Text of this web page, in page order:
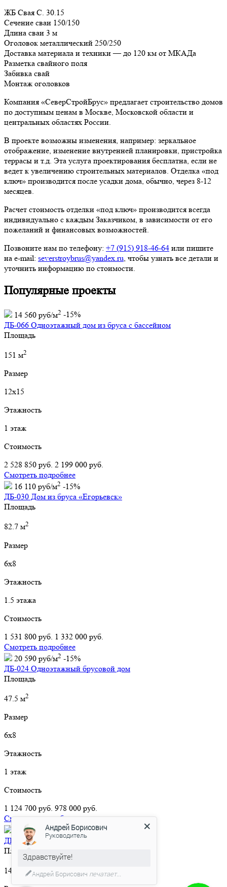
ЖБ Свая С. 30.15
Сечение сваи 150/150
Длина сваи 3 м
Оголовок металлический 250/250
Доставка материала и техники — до 120 км от МКАДа
Разметка свайного поля
Забивка свай
Монтаж оголовков
Компания «СеверСтройБрус» предлагает строительство домов
по доступным ценам в Москве, Московской области и
центральных областях России.
В проекте возможны изменения, например: зеркальное
отображение, изменение внутренней планировки, пристройка
террасы и т.д. Эта услуга проектирования бесплатна, если не
ведет к увеличению строительных материалов. Отделка «под
ключ» производится после усадки дома, обычно, через 8-12
месяцев.
Расчет стоимость отделки «под ключ» производится всегда
индивидуально с каждым Заказчиком, в зависимости от его
пожеланий и финансовых возможностей.
Позвоните нам по телефону: +7 (915) 918-46-64 или пишите
на e-mail: severstroybrus@yandex.ru, чтобы узнать все детали и
уточнить информацию по стоимости.
Популярные проекты
14 560 руб/м2 -15%
ДБ-066 Одноэтажный дом из бруса с бассейном
Площадь
151 м2
Размер
12х15
Этажность
1 этаж
Стоимость
2 528 850 руб. 2 199 000 руб.
Смотреть подробнее
16 110 руб/м2 -15%
ДБ-030 Дом из бруса «Егорьевск»
Площадь
82.7 м2
Размер
6х8
Этажность
1.5 этажа
Стоимость
1 531 800 руб. 1 332 000 руб.
Смотреть подробнее
20 590 руб/м2 -15%
ДБ-024 Одноэтажный брусовой дом
Площадь
47.5 м2
Размер
6х8
Этажность
1 этаж
Стоимость
1 124 700 руб. 978 000 руб.
Смотреть подробнее
12 220 руб/м2 -15%
ДБ-036 Дом из бруса «Можайск»
Площадь
144 м
Андрей Борисович
Руководитель
Здравствуйте!
Андрей Борисович печатает...